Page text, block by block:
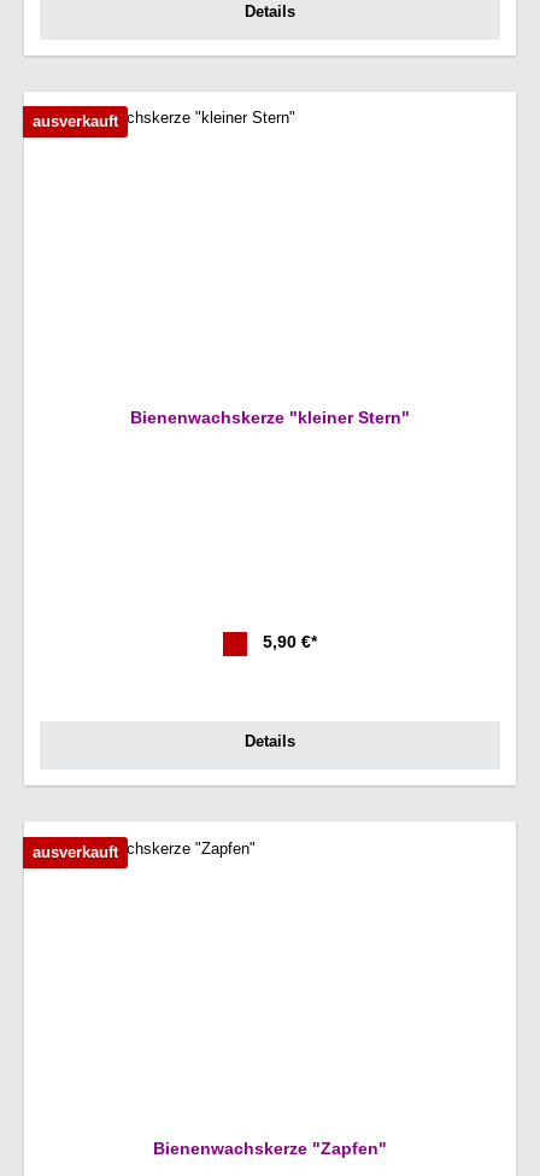
Details
ausverkauft
Bienenwachskerze "kleiner Stern"
5,90 €*
Details
ausverkauft
Bienenwachskerze "Zapfen"